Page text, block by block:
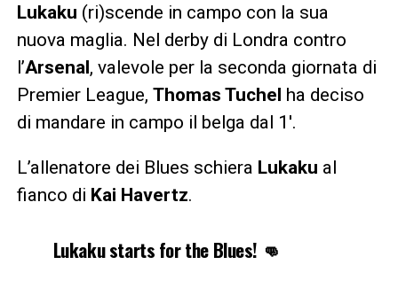
Lukaku (ri)scende in campo con la sua
nuova maglia. Nel derby di Londra contro
l’Arsenal, valevole per la seconda giornata di
Premier League, Thomas Tuchel ha deciso
di mandare in campo il belga dal 1′.
L’allenatore dei Blues schiera Lukaku al
fianco di Kai Havertz.
Lukaku starts for the Blues! 👊